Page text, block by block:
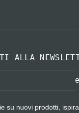
ALLA
su nuovi prodotti,